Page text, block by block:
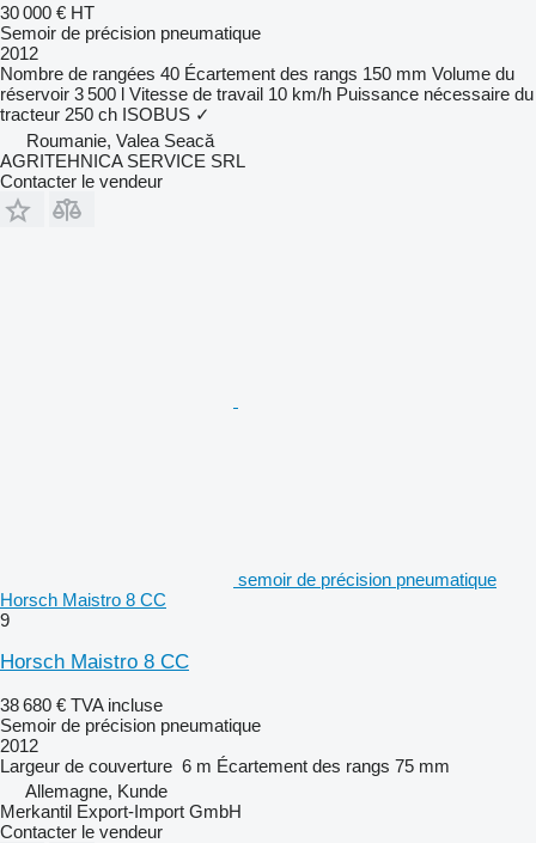
30 000 € HT
Semoir de précision pneumatique
2012
Nombre de rangées 40 Écartement des rangs 150 mm Volume du
réservoir 3 500 l Vitesse de travail 10 km/h Puissance nécessaire du
tracteur 250 ch ISOBUS ✓
Roumanie, Valea Seacă
AGRITEHNICA SERVICE SRL
Contacter le vendeur
semoir de précision pneumatique
Horsch Maistro 8 CC
9
Horsch Maistro 8 CC
38 680 € TVA incluse
Semoir de précision pneumatique
2012
Largeur de couverture 6 m Écartement des rangs 75 mm
Allemagne, Kunde
Merkantil Export-Import GmbH
Contacter le vendeur